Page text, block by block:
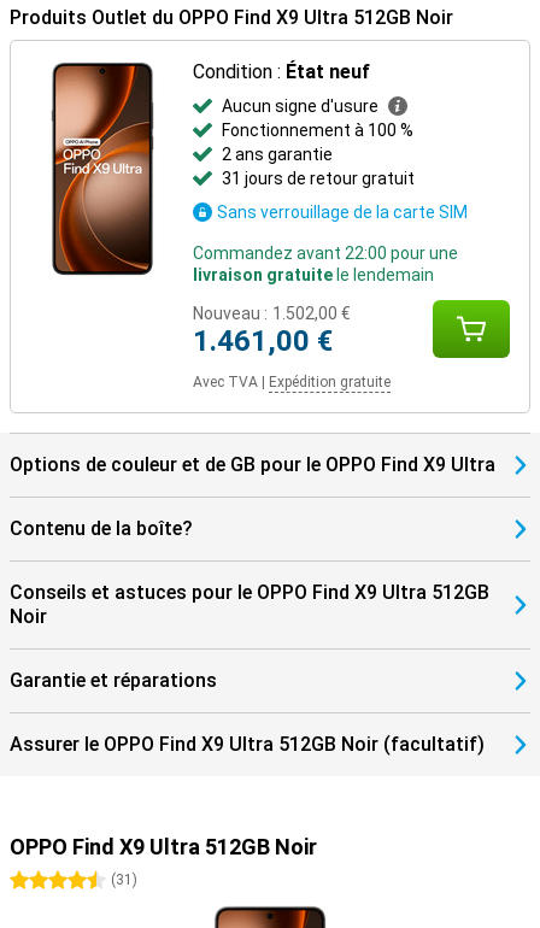
assez d'énergie pour continuer en un rien de temps. La charge
sans fil est également rapide avec 50W. L'OPPO Find X9 Ultra 512GB
Black est fait pour être toujours avec vous.
Travaillez plus intelligemment avec OPPO AI
Avec OPPO AI, vous obtenez beaucoup plus de votre smartphone.
Le bouton intelligent AI vous permet d'accéder instantanément à
des fonctionnalités qui vous aident au quotidien. Pensez à
l'amélioration des photos, au résumé de texte et aux traductions
en temps réel. L'IA vous aide également à organiser vos
applications et à optimiser les performances. L'OPPO Find X9 Ultra
512GB Black s'adapte à votre utilisation et rend votre expérience
Produits Outlet du OPPO Find X9 Ultra 512GB Noir
Condition : État neuf
Aucun signe d'usure
Fonctionnement à 100 %
2 ans garantie
31 jours de retour gratuit
Sans verrouillage de la carte SIM
Commandez avant 22:00 pour une
livraison gratuite le lendemain
Nouveau : 1.502,00 €
1.461,00 €
Avec TVA Expédition gratuite
Options de couleur et de GB pour le OPPO Find X9 Ultra
Contenu de la boîte?
Conseils et astuces pour le OPPO Find X9 Ultra 512GB
Noir
Garantie et réparations
Assurer le OPPO Find X9 Ultra 512GB Noir (facultatif)
OPPO Find X9 Ultra 512GB Noir
4.5 étoiles
(31 )